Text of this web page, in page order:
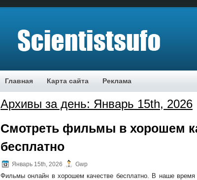
Главная Карта сайта Реклама
Архивы за день: Январь 15th, 2026
Смотреть фильмы в хорошем
бесплатно
Январь 15th, 2026 Gwp
Фильмы онлайн в хорошем качестве бесплатно. В наше время